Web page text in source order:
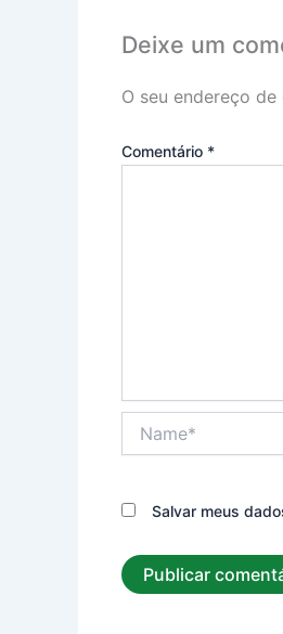
Deixe um
O seu endereço
Comentário *
Salvar meus